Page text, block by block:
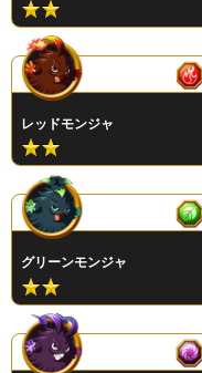
レッドモンジャ
グリーンモンジャ